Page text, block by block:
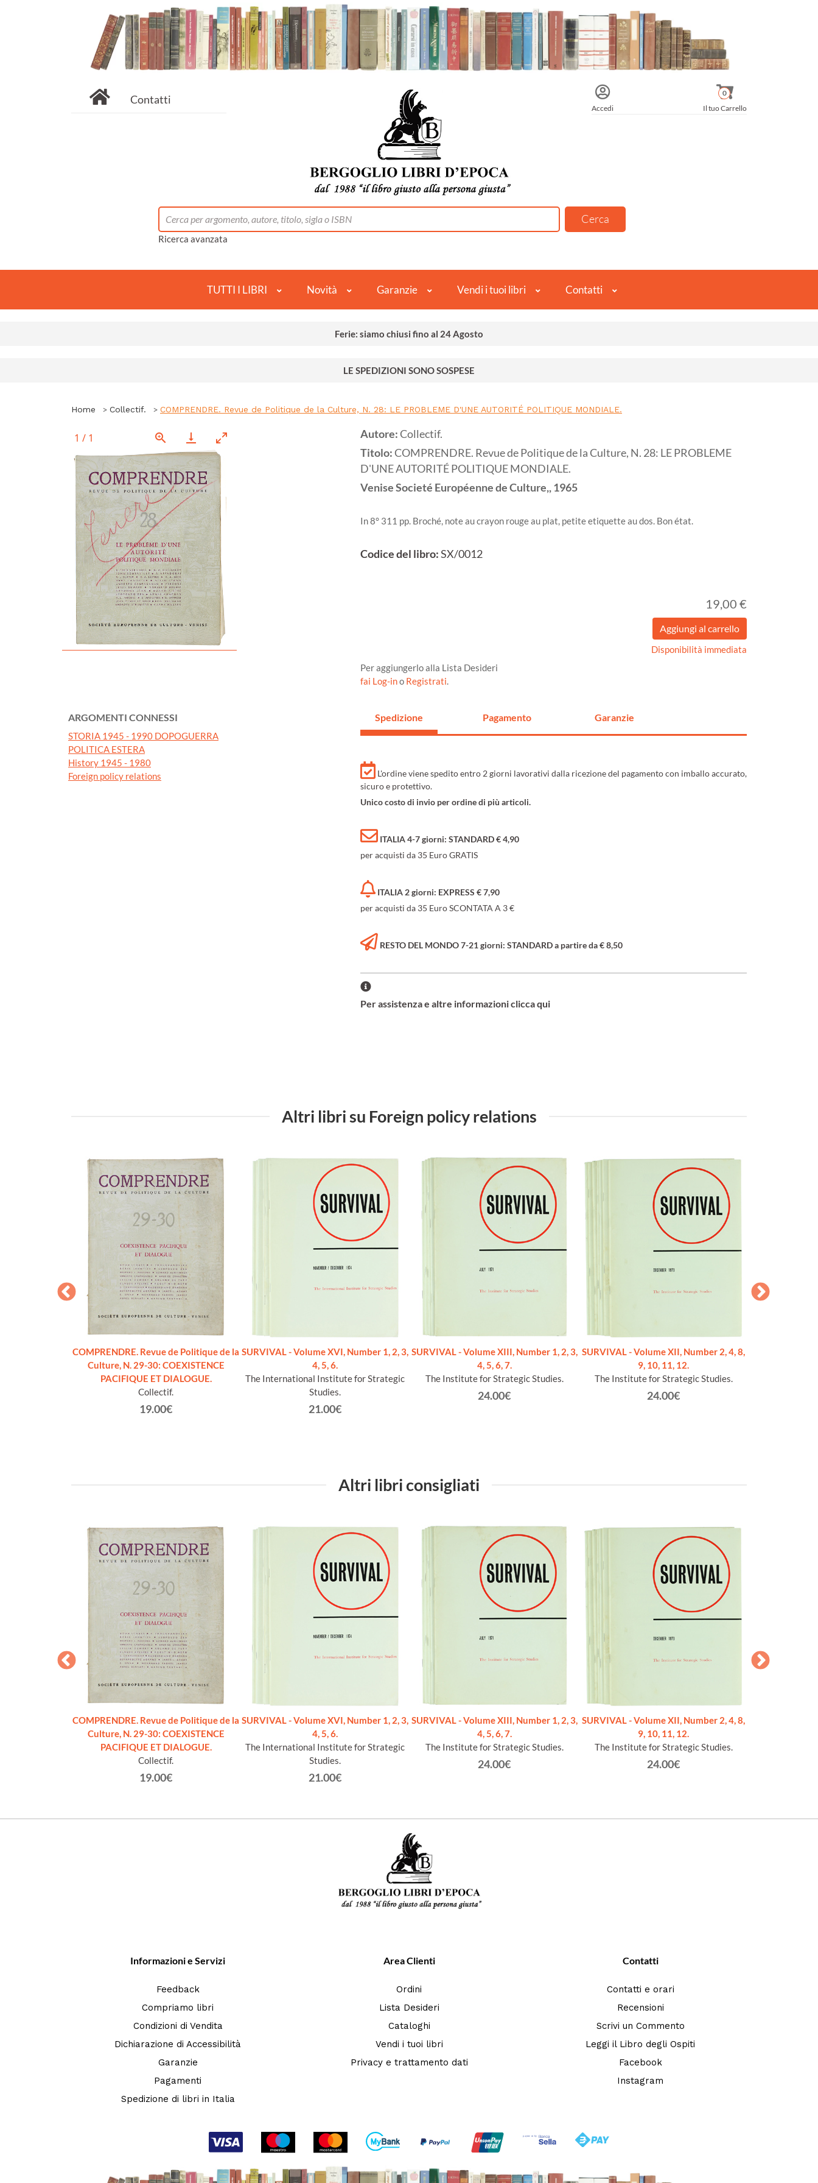
Contatti
Accedi Il tuo Carrello
0
Ricerca avanzata
TUTTI I LIBRI Novità Garanzie Vendi i tuoi libri Contatti
Ferie: siamo chiusi fino al 24 Agosto
LE SPEDIZIONI SONO SOSPESE
Home Collectif. COMPRENDRE. Revue de Politique de la Culture, N. 28: LE PROBLEME D'UNE AUTORITÉ POLITIQUE MONDIALE.
1 / 1
ARGOMENTI CONNESSI
STORIA 1945 - 1990 DOPOGUERRA
POLITICA ESTERA
History 1945 - 1980
Foreign policy relations
Autore:Collectif.
Titolo:COMPRENDRE. Revue de Politique de la Culture, N. 28: LE PROBLEME
D'UNE AUTORITÉ POLITIQUE MONDIALE.
VeniseSocieté Européenne de Culture,,1965
In 8° 311 pp. Broché, note au crayon rouge au plat, petite etiquette au dos. Bon état.
Codice del libro:SX/0012
19,00 €
Disponibilità immediata
Per aggiungerlo alla Lista Desideri
fai Log-ino Registrati.
Spedizione Pagamento Garanzie
L'ordine viene spedito entro 2 giorni lavorativi dalla ricezione del pagamento con imballo accurato,
sicuro e protettivo.
Unico costo di invio per ordine di più articoli.
ITALIA 4-7 giorni: STANDARD € 4,90
per acquisti da 35 Euro GRATIS
ITALIA 2 giorni: EXPRESS € 7,90
per acquisti da 35 Euro SCONTATA A 3 €
RESTO DEL MONDO 7-21 giorni: STANDARD a partire da € 8,50
Per assistenza e altre informazioni clicca qui
Altri libri su Foreign policy relations
COMPRENDRE. Revue de Politique de la
Culture, N. 29-30: COEXISTENCE
PACIFIQUE ET DIALOGUE.
Collectif.
19.00€
SURVIVAL - Volume XVI, Number 1, 2, 3,
4, 5, 6.
The International Institute for Strategic
Studies.
21.00€
SURVIVAL - Volume XIII, Number 1, 2, 3,
4, 5, 6, 7.
The Institute for Strategic Studies.
24.00€
SURVIVAL - Volume XII, Number 2, 4, 8,
9, 10, 11, 12.
The Institute for Strategic Studies.
24.00€
Altri libri consigliati
COMPRENDRE. Revue de Politique de la
Culture, N. 29-30: COEXISTENCE
PACIFIQUE ET DIALOGUE.
Collectif.
19.00€
SURVIVAL - Volume XVI, Number 1, 2, 3,
4, 5, 6.
The International Institute for Strategic
Studies.
21.00€
SURVIVAL - Volume XIII, Number 1, 2, 3,
4, 5, 6, 7.
The Institute for Strategic Studies.
24.00€
SURVIVAL - Volume XII, Number 2, 4, 8,
9, 10, 11, 12.
The Institute for Strategic Studies.
24.00€
Informazioni e Servizi
Feedback
Compriamo libri
Condizioni di Vendita
Dichiarazione di Accessibilità
Garanzie
Pagamenti
Spedizione di libri in Italia
Area Clienti
Ordini
Lista Desideri
Cataloghi
Vendi i tuoi libri
Privacy e trattamento dati
Contatti
Contatti e orari
Recensioni
Scrivi un Commento
Leggi il Libro degli Ospiti
Facebook
Instagram